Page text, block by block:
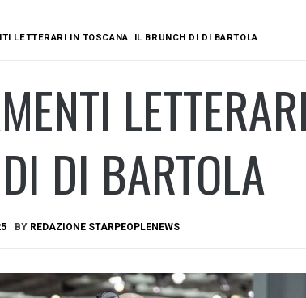
LETTERARI IN TOSCANA: IL BRUNCH DI DI BARTOLA
DI BARTOLA
BY REDAZIONE STARPEOPLENEWS